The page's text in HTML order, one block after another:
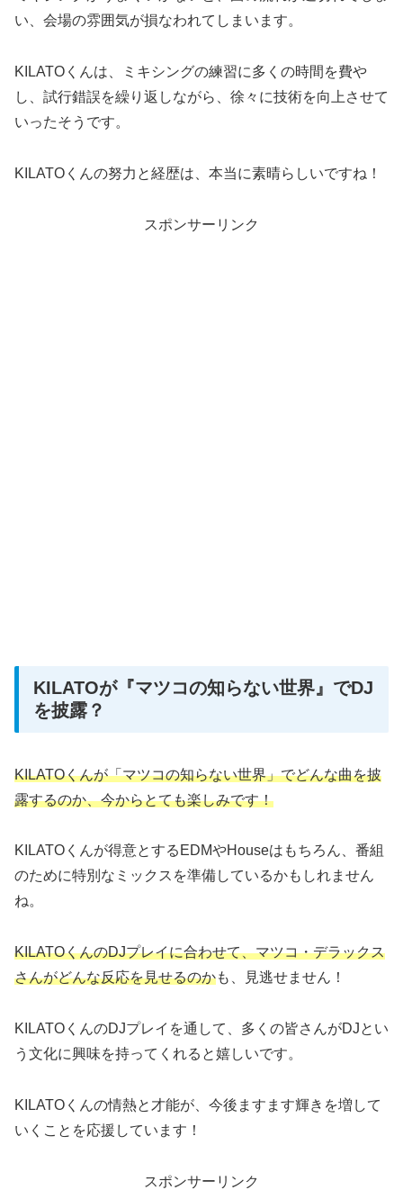
い、会場の雰囲気が損なわれてしまいます。
KILATOくんは、ミキシングの練習に多くの時間を費や
し、試行錯誤を繰り返しながら、徐々に技術を向上させて
いったそうです。
KILATOくんの努力と経歴は、本当に素晴らしいですね！
スポンサーリンク
KILATOが『マツコの知らない世界』でDJ
を披露？
KILATOくんが「マツコの知らない世界」でどんな曲を披
露するのか、今からとても楽しみです！
KILATOくんが得意とするEDMやHouseはもちろん、番組
のために特別なミックスを準備しているかもしれません
ね。
KILATOくんのDJプレイに合わせて、マツコ・デラックス
さんがどんな反応を見せるのかも、見逃せません！
KILATOくんのDJプレイを通して、多くの皆さんがDJとい
う文化に興味を持ってくれると嬉しいです。
KILATOくんの情熱と才能が、今後ますます輝きを増して
いくことを応援しています！
スポンサーリンク